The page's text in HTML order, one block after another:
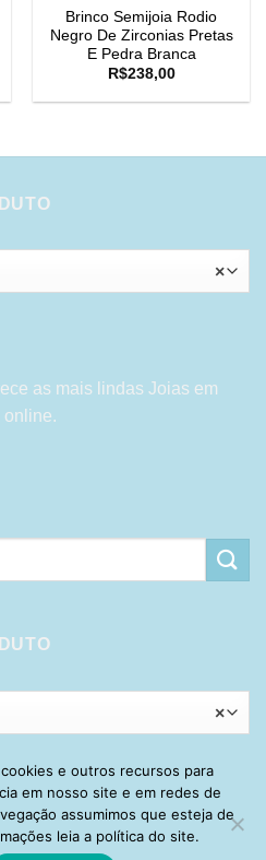
Brinco Semijoia Rodio
Negro De Zirconias Pretas
E Pedra Branca
R$238,00
×
as mais lindas Joias em
online.
×
Stripe MasterCard
Cash
On
Delivery
DE PRIVACIDADE
ENTREGA
GARANTIA FAQ
e outros recursos para
em nosso site e em redes de
assumimos que esteja de
leia a política do site.